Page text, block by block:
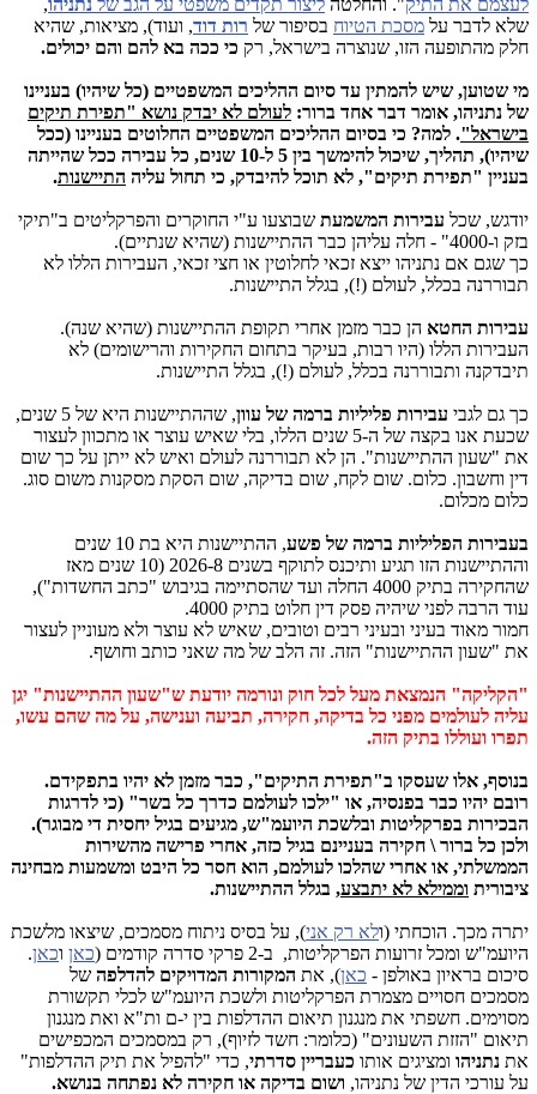
לעצמם את התיק". והחלטה ליצור תקדים משפטי על הגב של נתניהו,
שלא לדבר על מסכת הטיוח בסיפור של רות דוד, ועוד), מציאות, שהיא
חלק מהתופעה הזו, שנוצרה בישראל, רק כי ככה בא להם והם יכולים.
מי שטוען, שיש להמתין עד סיום ההליכים המשפטיים (כל שיהיו) בעניינו
של נתניהו, אומר דבר אחד ברור: לעולם לא יבדק נושא "תפירת תיקים
בישראל". למה? כי בסיום ההליכים המשפטיים החלוטים בעניינו (ככל
שיהיו), תהליך, שיכול להימשך בין 5 ל-10 שנים, כל עבירה ככל שהייתה
בעניין "תפירת תיקים", לא תוכל להיבדק, כי תחול עליה התיישנות.
יודגש, שכל עבירות המשמעת שבוצעו ע"י החוקרים והפרקליטים ב"תיקי
בזק ו-4000" - חלה עליהן כבר ההתיישנות (שהיא שנתיים).
כך שגם אם נתניהו ייצא זכאי לחלוטין או חצי זכאי, העבירות הללו לא
תבוררנה בכלל, לעולם (!), בגלל התיישנות.
עבירות החטא הן כבר מזמן אחרי תקופת ההתיישנות (שהיא שנה).
העבירות הללו (היו רבות, בעיקר בתחום החקירות והרישומים) לא
תיבדקנה ותבוררנה בכלל, לעולם (!), בגלל התיישנות.
כך גם לגבי עבירות פליליות ברמה של עוון
, שההתיישנות היא של 5 שנים,
שכעת אנו בקצה של ה-5 שנים הללו, בלי שאיש עוצר או מתכוון לעצור
את "שעון ההתיישנות". הן לא תבוררנה לעולם ואיש לא ייתן על כך שום
דין וחשבון. כלום. שום לקח, שום בדיקה, שום הסקת מסקנות משום סוג.
כלום מכלום.
בעבירות הפליליות ברמה של פשע
, ההתיישנות היא בת 10 שנים
וההתיישנות הזו תגיע ותיכנס לתוקף בשנים 2026-8 (10 שנים מאז
שהחקירה בתיק 4000 החלה ועד שהסתיימה בגיבוש "כתב החשדות"),
עוד הרבה לפני שיהיה פסק דין חלוט בתיק 4000.
חמור מאוד בעיני ובעיני רבים וטובים, שאיש לא עוצר ולא מעוניין לעצור
את "שעון ההתיישנות" הזה. זה הלב של מה שאני כותב וחושף.
"הקליקה" הנמצאת מעל לכל חוק ונורמה יודעת ש"שעון ההתיישנות" יגן
עליה לעולמים מפני כל בדיקה, חקירה, תביעה וענישה, על מה שהם עשו,
תפרו ועוללו בתיק הזה.
בנוסף, אלו שעסקו ב"תפירת התיקים", כבר מזמן לא יהיו בתפקידם.
רובם יהיו כבר בפנסיה, או "ילכו לעולמם כדרך כל בשר" (כי לדרגות
הבכירות בפרקליטות ובלשכת היועמ"ש, מגיעים בגיל יחסית די מבוגר).
ולכן כל ברור \ חקירה בעניינם בגיל כזה, אחרי פרישה מהשירות
הממשלתי, או אחרי שהלכו לעולמם, הוא חסר כל היבט ומשמעות מבחינה
ציבורית וממילא לא יתבצע, בגלל ההתיישנות.
יתרה מכך. הוכחתי (ולא רק אני), על בסיס ניתוח מסמכים, שיצאו מלשכת
היועמ"ש ומכל זרועות הפרקליטות, ב-2 פרקי סדרה קודמים (
כאן וכאן.
סיכום בראיון באולפן - כאן), את המקורות המדויקים להדלפה של
מסמכים חסויים מצמרת הפרקליטות ולשכת היועמ"ש לכלי תקשורת
מסוימים. חשפתי את מנגנון תיאום ההדלפות בין י-ם ות"א ואת מנגנון
תיאום "הזזת השעונים" (כלומר: חשד לזיוף), רק במסמכים המכפישים
את נתניהו ומציגים אותו כעבריין סדרתי, כדי "להפיל את תיק ההדלפות"
על עורכי הדין של נתניהו, ושום בדיקה או חקירה לא נפתחה בנושא.